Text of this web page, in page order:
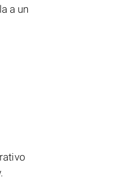
a un